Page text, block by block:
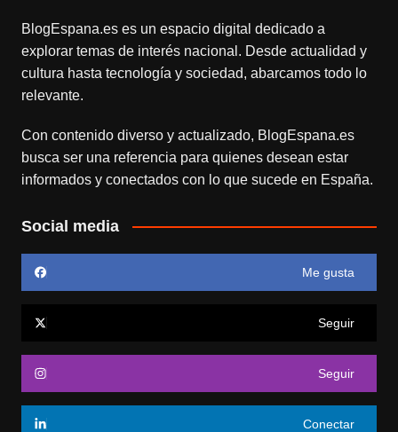
BlogEspana.eses un espacio digital dedicado a
explorar temas de interés nacional. Desde actualidad y
cultura hasta tecnología y sociedad, abarcamos todo lo
relevante.
Con contenido diverso y actualizado, BlogEspana.es
busca ser una referencia para quienes desean estar
informados y conectados con lo que sucede en España.
Social media
Me gusta
Seguir
Seguir
Conectar